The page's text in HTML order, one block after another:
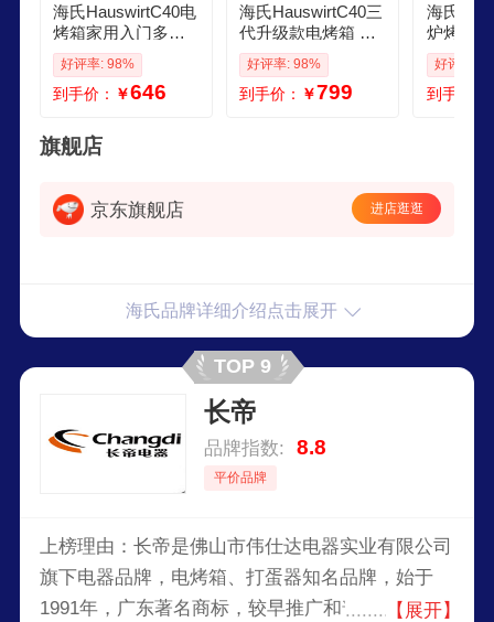
海氏HauswirtC40电
烤箱家用入门多功
能热风循环40升海
氏烤箱大容量40L C
40蓝色 40L
好评率: 98%
到手价： ￥646
海氏HauswirtC40三
代升级款电烤箱 家
用入门多功能40升
海氏烤箱大容量 C4
0三代湖水绿 40L
好评率: 98%
到手价： ￥799
海氏
炉烤箱
焙商用
动大容
一体机
好评率:
到手价：
旗舰店
京东旗舰店 进店逛逛
海氏品牌详细介绍点击展开
TOP 9
长帝
品牌指数: 8.8
平价品牌
上榜理由：长帝是佛山市伟仕达电器实业有限公司
旗下电器品牌，电烤箱、打蛋器知名品牌，始于
1991年，广东著名商标，较早推广和普及电烤箱的
【展开】